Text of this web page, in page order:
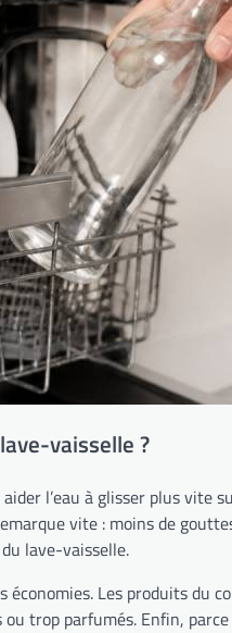
vaisselle ?
l’eau à glisser plus
vite : moins de
lave-vaisselle.
économies. Les produits
trop parfumés. Enfin,